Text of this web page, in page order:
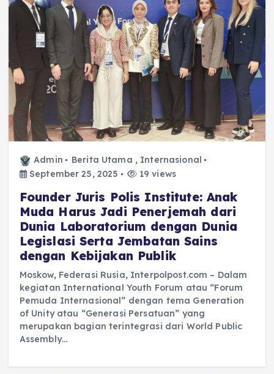
Admin Berita Utama , Internasional
September 25, 2025
19 views
Founder Juris Polis Institute: Anak
Muda Harus Jadi Penerjemah dari
Dunia Laboratorium dengan Dunia
Legislasi Serta Jembatan Sains
dengan Kebijakan Publik
Moskow, Federasi Rusia, Interpolpost.com – Dalam
kegiatan International Youth Forum atau “Forum
Pemuda Internasional” dengan tema Generation
of Unity atau “Generasi Persatuan” yang
merupakan bagian terintegrasi dari World Public
Assembly…